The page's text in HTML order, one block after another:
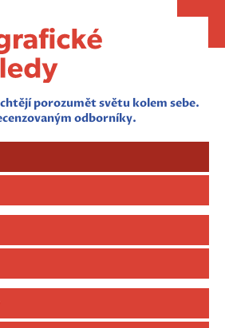
porozumět světu kolem sebe.
odborníky.